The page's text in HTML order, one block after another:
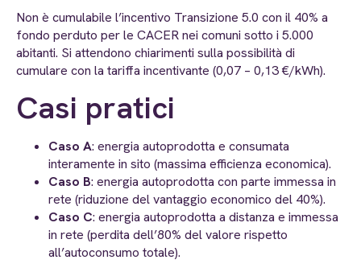
Non è cumulabile l’incentivo Transizione 5.0 con il 40% a
fondo perduto per le CACER nei comuni sotto i 5.000
abitanti. Si attendono chiarimenti sulla possibilità di
cumulare con la tariffa incentivante (0,07 – 0,13 €/kWh).
Casi pratici
Caso A: energia autoprodotta e consumata
interamente in sito (massima efficienza economica).
Caso B: energia autoprodotta con parte immessa in
rete (riduzione del vantaggio economico del 40%).
Caso C: energia autoprodotta a distanza e immessa
in rete (perdita dell’80% del valore rispetto
all’autoconsumo totale).